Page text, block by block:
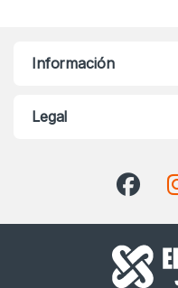
Información
Legal